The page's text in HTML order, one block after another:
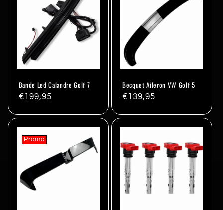
Bande Led Calandre Golf 7
Prix
€199,95
Becquet Aileron VW Golf 5
Prix
€139,95
Promo